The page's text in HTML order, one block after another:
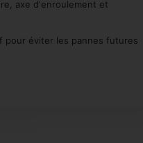
axe d'enroulement et
pour éviter les pannes futures